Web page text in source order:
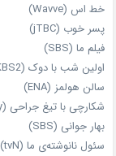
خط اس (Wavve)
پسر خوب (jTBC)
فیلم ما (SBS)
اولین شب با دوک (KBS2)
سالن هولمز (ENA)
شکارچی با تیغ جراحی (Disney+)
بهار جوانی (SBS)
سئول نانوشته‌ی ما (tvN)